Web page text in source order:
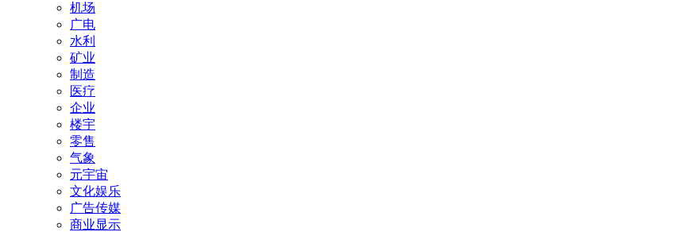
机场
广电
水利
矿业
制造
医疗
企业
楼宇
零售
气象
元宇宙
文化娱乐
广告传媒
商业显示